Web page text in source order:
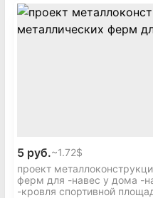
5 руб.~1.72$
проект
ферм для -навес у дома -
-кровля спортивной